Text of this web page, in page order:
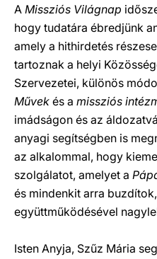
A Missziós Világnap
hogy tudatára ébredjünk
amely a hithirdetés
tartoznak a helyi
Szervezetei, különös
Művek és a missziós
imádságon és az
anyagi segítségben is
az alkalommal, hogy
szolgálatot, amelyet a
és mindenkit arra
együttműködésével
Isten Anyja, Szűz Mária